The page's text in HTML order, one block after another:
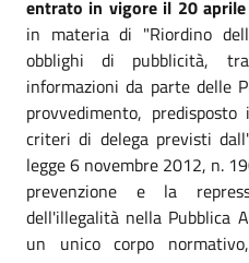
entrato in vigore il 20
in materia di "Riordino
obblighi di pubblicità,
informazioni da parte delle
provvedimento,
criteri di delega previsti
legge 6 novembre 2012, n.
prevenzione e la
dell'illegalità nella Pubblica
un unico corpo